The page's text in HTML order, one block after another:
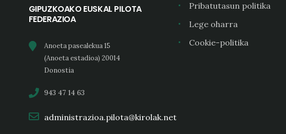
GIPUZKOAKO EUSKAL PILOTA
FEDERAZIOA
Anoeta pasealekua 15
(Anoeta estadioa) 20014
Donostia
943 47 14 63
administrazioa.pilota@kirolak.net
Pribatutasun politika
Lege oharra
Cookie-politika